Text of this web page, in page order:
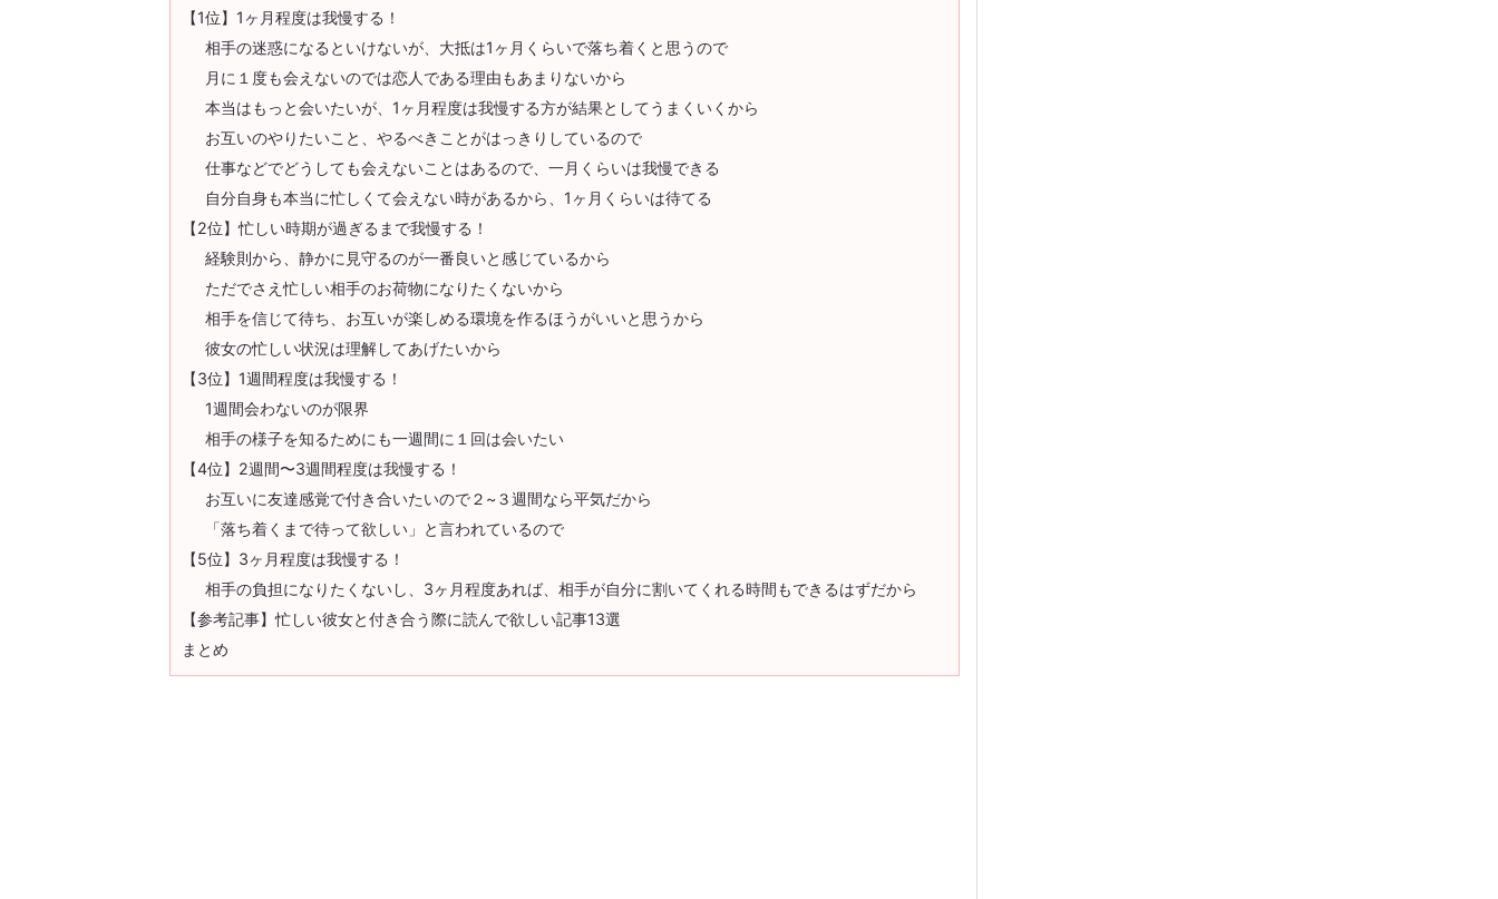
【1位】1ヶ月程度は我慢する！
相手の迷惑になるといけないが、大抵は1ヶ月くらいで落ち着くと思うので
月に１度も会えないのでは恋人である理由もあまりないから
本当はもっと会いたいが、1ヶ月程度は我慢する方が結果としてうまくいくから
お互いのやりたいこと、やるべきことがはっきりしているので
仕事などでどうしても会えないことはあるので、一月くらいは我慢できる
自分自身も本当に忙しくて会えない時があるから、1ヶ月くらいは待てる
【2位】忙しい時期が過ぎるまで我慢する！
経験則から、静かに見守るのが一番良いと感じているから
ただでさえ忙しい相手のお荷物になりたくないから
相手を信じて待ち、お互いが楽しめる環境を作るほうがいいと思うから
彼女の忙しい状況は理解してあげたいから
【3位】1週間程度は我慢する！
1週間会わないのが限界
相手の様子を知るためにも一週間に１回は会いたい
【4位】2週間〜3週間程度は我慢する！
お互いに友達感覚で付き合いたいので２~３週間なら平気だから
「落ち着くまで待って欲しい」と言われているので
【5位】3ヶ月程度は我慢する！
相手の負担になりたくないし、3ヶ月程度あれば、相手が自分に割いてくれる時間もできるはずだから
【参考記事】忙しい彼女と付き合う際に読んで欲しい記事13選
まとめ